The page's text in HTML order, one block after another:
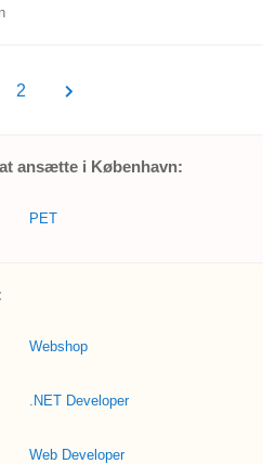
2
ansætte i København:
PET
Webshop
.NET Developer
Web Developer